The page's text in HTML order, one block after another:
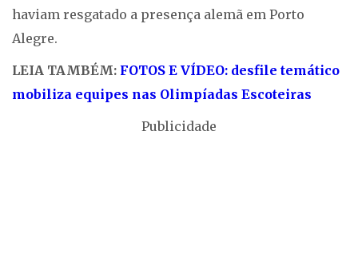
haviam resgatado a presença alemã em Porto
Alegre.
LEIA TAMBÉM: FOTOS E VÍDEO: desfile temático
mobiliza equipes nas Olimpíadas Escoteiras
Publicidade